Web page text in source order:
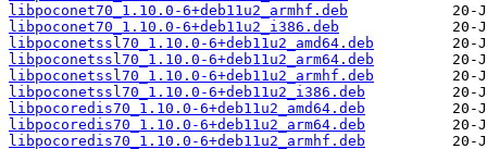
libpoconet70_1.10.0-6+deb11u2_armhf.deb
libpoconet70_1.10.0-6+deb11u2_i386.deb
libpoconetssl70_1.10.0-6+deb11u2_amd64.deb
libpoconetssl70_1.10.0-6+deb11u2_arm64.deb
libpoconetssl70_1.10.0-6+deb11u2_armhf.deb
libpoconetssl70_1.10.0-6+deb11u2_i386.deb
libpocoredis70_1.10.0-6+deb11u2_amd64.deb
libpocoredis70_1.10.0-6+deb11u2_arm64.deb
libpocoredis70_1.10.0-6+deb11u2_armhf.deb